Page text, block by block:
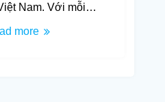
Nam. Với mỗi…
more